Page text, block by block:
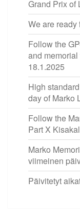
Grand Prix of
We are ready
Follow the
and
18.1.2025
High
day of Marko
Follow the
Part X
Marko
viimeinen
Päivitetyt